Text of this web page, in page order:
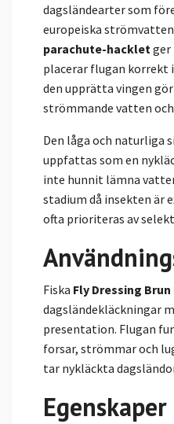
dagsländearter som
europeiska
parachute-hacklet ger
placerar flugan
den upprätta vingen
strömmande vatten
Den låga och naturliga
uppfattas som en
inte hunnit lämna
stadium då insekten är
ofta prioriteras av
Fiska Fly Dressing
dagsländekläckningar
presentation. Flugan
forsar, strömmar och
tar nykläckta
Egenskaper